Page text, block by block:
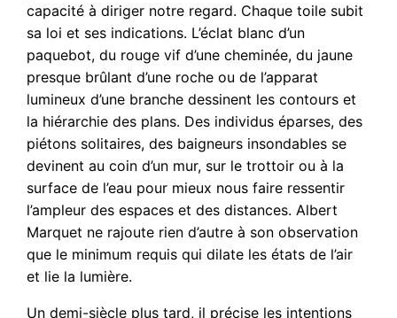
capacité à diriger notre regard. Chaque toile subit
sa loi et ses indications. L’éclat blanc d’un
paquebot, du rouge vif d’une cheminée, du jaune
presque brûlant d’une roche ou de l’apparat
lumineux d’une branche dessinent les contours et
la hiérarchie des plans. Des individus éparses, des
piétons solitaires, des baigneurs insondables se
devinent au coin d’un mur, sur le trottoir ou à la
surface de l’eau pour mieux nous faire ressentir
l’ampleur des espaces et des distances. Albert
Marquet ne rajoute rien d’autre à son observation
que le minimum requis qui dilate les états de l’air
et lie la lumière.
Un demi-siècle plus tard, il précise les intentions